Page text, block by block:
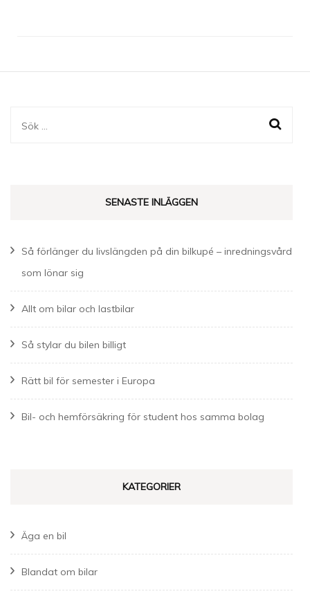
Sök
SENASTE INLÄGGEN
Så förlänger du livslängden på din bilkupé – inredningsvård
som lönar sig
Allt om bilar och lastbilar
Så stylar du bilen billigt
Rätt bil för semester i Europa
Bil- och hemförsäkring för student hos samma bolag
KATEGORIER
Äga en bil
Blandat om bilar